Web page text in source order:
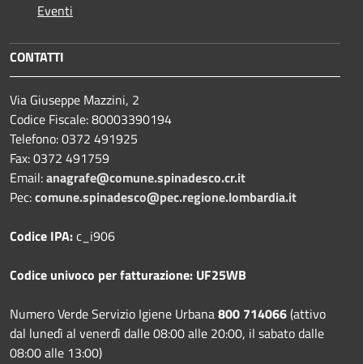
Eventi
CONTATTI
Via Giuseppe Mazzini, 2
Codice Fiscale: 80003390194
Telefono:0372 491925
Fax:0372 491759
Email:anagrafe@comune.spinadesco.cr.it
Pec:comune.spinadesco@pec.regione.lombardia.it
Codice IPA:c_i906
Codice univoco per fatturazione: UF25WB
Numero Verde Servizio Igiene Urbana800 714066(attivo
dal lunedì al venerdì dalle 08:00 alle 20:00, il sabato dalle
08:00 alle 13:00)